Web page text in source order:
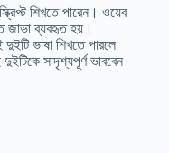
শিখতে পারেন। ওয়েব
জাভা ব্যবহৃত হয়।
ভাষা শিখতে পারলে
সাদৃশ্যপূর্ণ ভাববেন